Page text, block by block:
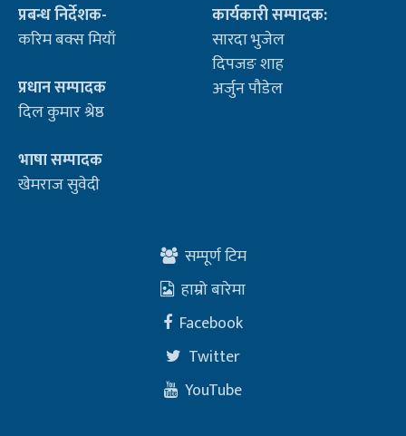
प्रबन्ध निर्देशक-
करिम बक्स मियाँ
प्रधान सम्पादक
दिल कुमार श्रेष्ठ
भाषा सम्पादक
खेमराज सुवेदी
कार्यकारी सम्पादक:
सारदा भुजेल
दिपजङ शाह
अर्जुन पौडेल
सम्पूर्ण टिम
हाम्रो बारेमा
Facebook
Twitter
YouTube